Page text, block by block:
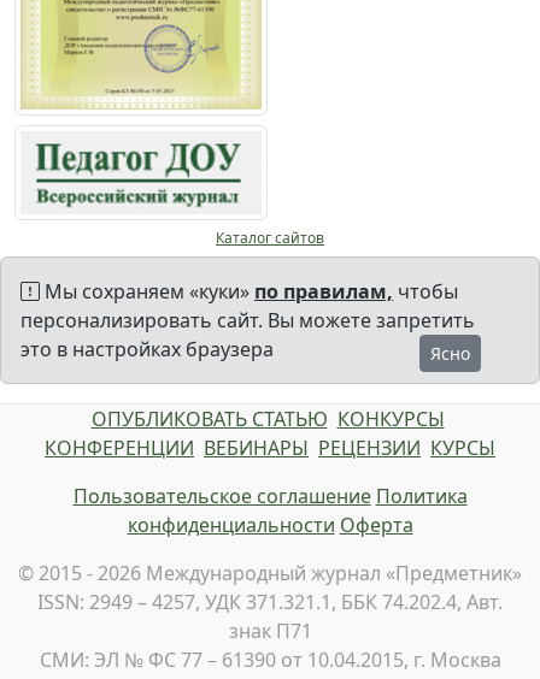
Каталог сайтов
Мы сохраняем «куки» по правилам, чтобы
персонализировать сайт. Вы можете запретить
это в настройках браузера
Ясно
ОПУБЛИКОВАТЬ СТАТЬЮ КОНКУРСЫ
КОНФЕРЕНЦИИ ВЕБИНАРЫ РЕЦЕНЗИИ КУРСЫ
Пользовательское соглашение Политика
конфиденциальности Оферта
© 2015 - 2026 Международный журнал «Предметник»
ISSN: 2949 – 4257, УДК 371.321.1, ББК 74.202.4, Авт.
знак П71
СМИ: ЭЛ № ФС 77 – 61390 от 10.04.2015, г. Москва